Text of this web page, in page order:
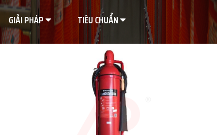
GIẢI PHÁP
TIÊU CHUẨN